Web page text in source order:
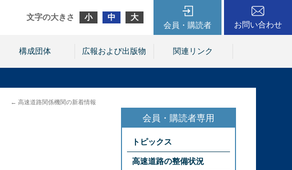
文字の大きさ 小 中
大
会員・購読者
お問い合わせ
構成団体 広報および出版物 関連リンク
← 高速道路関係機関の新着情報
トピックス
高速道路の整備状況